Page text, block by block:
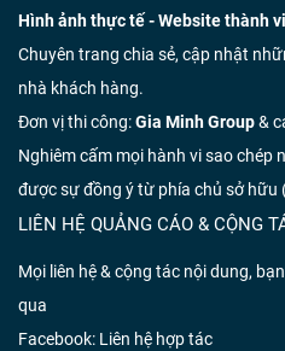
Hình ảnh thực tế - Website thành
Chuyên trang chia sẻ, cập nhật
nhà khách hàng.
Đơn vị thi công:Gia Minh Group&
Nghiêm cấm mọi hành vi sao chép
được sự đồng ý từ phía chủ sở hữu
LIÊN HỆ QUẢNG CÁO & CỘNG
Mọi liên hệ & cộng tác nội dung,
qua
Facebook: Liên hệ hợp tác